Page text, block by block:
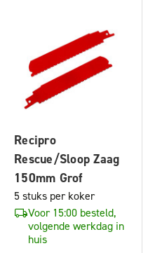
Recipro
Rescue/Sloop Zaag
150mm Grof
5 stuks per koker
Voor 15:00 besteld,
volgende werkdag in
huis